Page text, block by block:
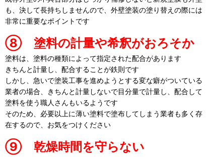
も、決して長持ちしませんので、外壁塗装の塗り替えの際には
非常に重要なポイントです
⑧ 塗料の計量や希釈がおろそか
塗料は、塗料の種類によって指定された配合があります
きちんと計量し、配合することが鉄則です
しかし、急いで塗装工事を進めようとする変な癖がついている
業者の場合、きちんと計量しないで目分量で計量し、配合して
塗料を使う職人さんもいるようです
そのため、必要以上に薄い塗料で塗布してしまう業者も多く存
在するので、お気をつけください
⑨ 乾燥時間を守らない